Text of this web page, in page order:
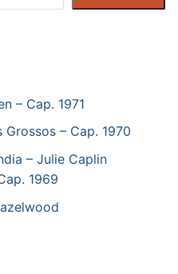
– Cap. 1971
– Cap. 1970
– Julie Caplin
1969